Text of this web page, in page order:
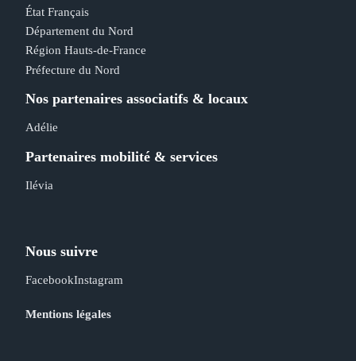
État Français
Département du Nord
Région Hauts-de-France
Préfecture du Nord
Nos partenaires associatifs & locaux
Adélie
Partenaires mobilité & services
Ilévia
Nous suivre
FacebookInstagram
Mentions légales